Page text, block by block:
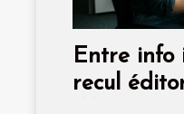
Entre info
recul